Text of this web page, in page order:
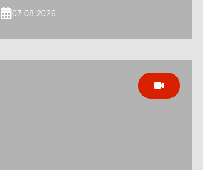
07.08.2026